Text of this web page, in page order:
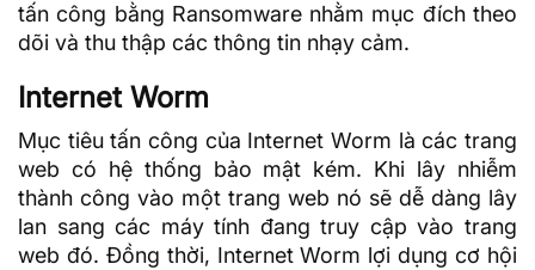
tấn công bằng Ransomware nhằm mục đích theo
dõi và thu thập các thông tin nhạy cảm.
Internet Worm
Mục tiêu tấn công của Internet Worm là các trang
web có hệ thống bảo mật kém. Khi lây nhiễm
thành công vào một trang web nó sẽ dễ dàng lây
lan sang các máy tính đang truy cập vào trang
web đó. Đồng thời, Internet Worm lợi dụng cơ hội